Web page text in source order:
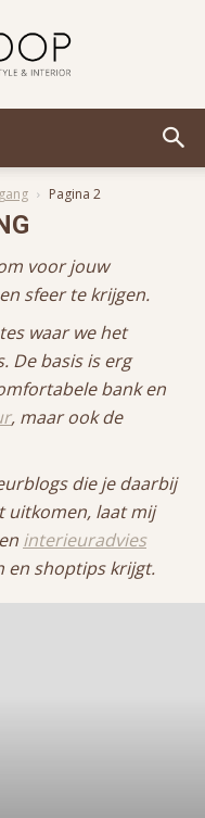
Pagina 2
voor jouw
sfeer te krijgen.
waar we het
De basis is erg
bank en
, maar ook de
die je daarbij
uitkomen, laat mij
interieuradvies
en shoptips krijgt.